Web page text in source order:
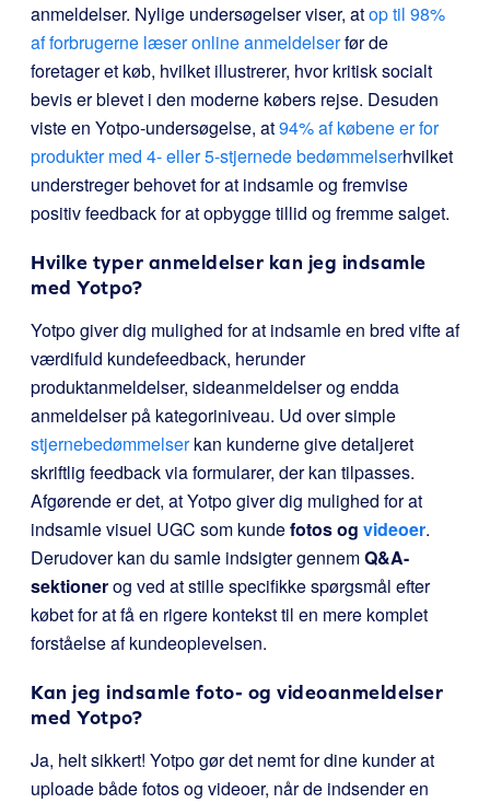
anmeldelser. Nylige undersøgelser viser, atop til 98%
af forbrugerne læser online anmeldelserfør de
foretager et køb, hvilket illustrerer, hvor kritisk socialt
bevis er blevet i den moderne købers rejse. Desuden
viste en Yotpo-undersøgelse, at94% af købene er for
produkter med 4- eller 5-stjernede bedømmelserhvilket
understreger behovet for at indsamle og fremvise
positiv feedback for at opbygge tillid og fremme salget.
Hvilke typer anmeldelser kan jeg indsamle
med Yotpo?
Yotpo giver dig mulighed for at indsamle en bred vifte af
værdifuld kundefeedback, herunder
produktanmeldelser, sideanmeldelser og endda
anmeldelser på kategoriniveau. Ud over simple
stjernebedømmelserkan kunderne give detaljeret
skriftlig feedback via formularer, der kan tilpasses.
Afgørende er det, at Yotpo giver dig mulighed for at
indsamle visuel UGC som kundefotos og videoer.
Derudover kan du samle indsigter gennemQ&A-
sektionerog ved at stille specifikke spørgsmål efter
købet for at få en rigere kontekst til en mere komplet
forståelse af kundeoplevelsen.
Kan jeg indsamle foto- og videoanmeldelser
med Yotpo?
Ja, helt sikkert! Yotpo gør det nemt for dine kunder at
uploade både fotos og videoer, når de indsender en